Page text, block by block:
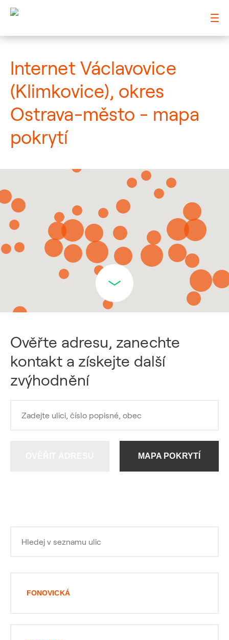
Internet Václavovice
(Klimkovice), okres
Ostrava-město - mapa
pokrytí
Ověřte adresu, zanechte
kontakt a získejte další
zvýhodnění
MAPA POKRYTÍ
FONOVICKÁ
: Mapa pokrytí město